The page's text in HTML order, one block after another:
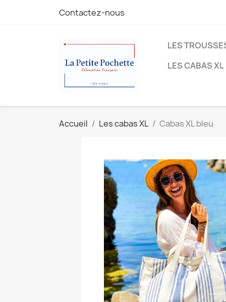
Contactez-nous
LES
LES CABAS XL
Accueil Les cabas XL Cabas XL bleu